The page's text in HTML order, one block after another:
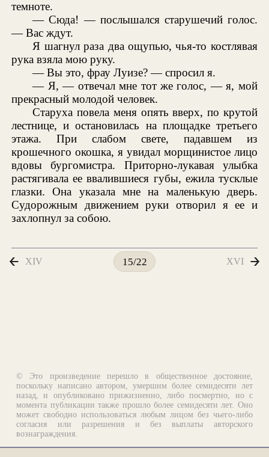
темноте.
— Сюда! — послышался старушечий голос.
— Вас ждут.
Я шагнул раза два ощупью, чья-то костлявая
рука взяла мою руку.
— Вы это, фрау Луизе? — спросил я.
— Я, — отвечал мне тот же голос, — я, мой
прекрасный молодой человек.
Старуха повела меня опять вверх, по крутой
лестнице, и остановилась на площадке третьего
этажа. При слабом свете, падавшем из
крошечного окошка, я увидал морщинистое лицо
вдовы бургомистра. Приторно-лукавая улыбка
растягивала ее ввалившиеся губы, ежила тусклые
глазки. Она указала мне на маленькую дверь.
Судорожным движением руки отворил я ее и
захлопнул за собою.
XIV 15/22 XVI
© Это произведение перешло в общественное достояние,
поскольку написано автором, умершим более семидесяти лет
назад, и опубликовано прижизненно, либо посмертно, но с
момента публикации также прошло более семидесяти лет. Оно
может свободно использоваться любым лицом без чьего-либо
согласия или разрешения и без выплаты авторского
вознаграждения.